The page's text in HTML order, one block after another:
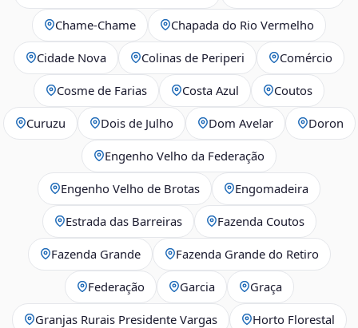
Chame-Chame Chapada do Rio Vermelho
Cidade Nova Colinas de Periperi Comércio
Cosme de Farias Costa Azul Coutos
Curuzu Dois de Julho Dom Avelar Doron
Engenho Velho da Federação
Engenho Velho de Brotas Engomadeira
Estrada das Barreiras Fazenda Coutos
Fazenda Grande Fazenda Grande do Retiro
Federação Garcia Graça
Granjas Rurais Presidente Vargas Horto Florestal